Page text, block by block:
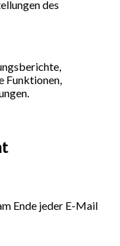
des
Funktionen,
Ende jeder E-Mail